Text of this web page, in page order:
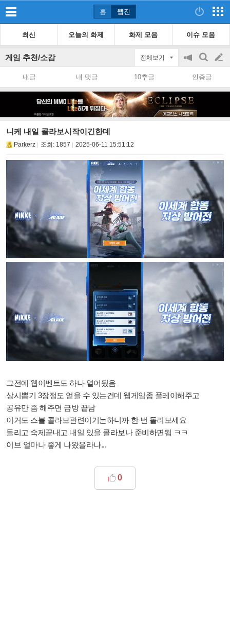
홈 웹진
최신 오늘의 화제 화제 모음 이슈 모음
게임 추천/소감 전체보기
공
on/off
검
색
글
쓰
내글 내 댓글 10추글 인증글
니케 내일 콜라보시작이긴한데
Parkerz 조회: 1857 2025-06-11 15:51:12
그전에 웹이벤트도 하나 열어뒀음
상시뽑기 3장정도 얻을 수 있는건데 웹게임좀 플레이해주고
공유만 좀 해주면 금방 끝남
이거도 스블 콜라보관련이기는하니까 한 번 돌려보세요
돌리고 숙제끝내고 내일 있을 콜라보나 준비하면됨 ㅋㅋ
이브 얼마나 좋게 나왔을라나...
0